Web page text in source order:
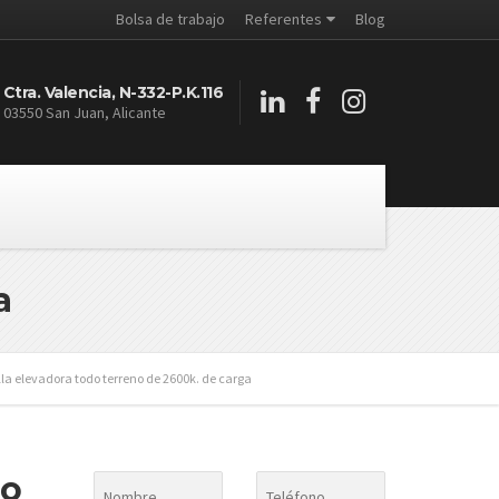
Bolsa de trabajo Referentes Blog
Ctra. Valencia, N-332-P.K.116
03550 San Juan, Alicante
elevadora todo terreno de 2600k. de carga